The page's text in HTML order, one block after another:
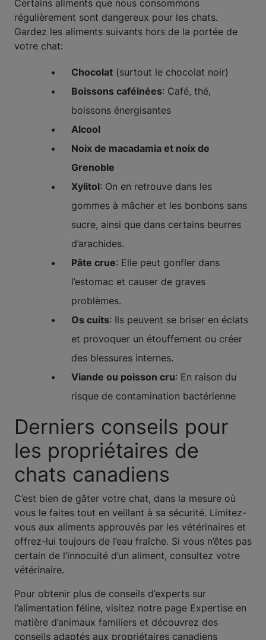
Certains aliments que nous consommons
régulièrement sont dangereux pour les chats.
Gardez les aliments suivants hors de la portée de
votre chat:
Chocolat (surtout le chocolat noir)
Boissons caféinées: Café, thé,
boissons énergisantes
Alcool
Noix de macadamia et noix de
Grenoble
Xylitol: On en retrouve dans les
gommes à mâcher et les bonbons sans
sucre, ainsi que dans certains beurres
d’arachides.
Pâte crue: Elle peut gonfler dans
l’estomac et causer de graves
problèmes.
Os cuits: Ils peuvent se briser en éclats
et provoquer un étouffement ou créer
des blessures internes.
Viande ou poisson cru: En raison du
risque de contamination bactérienne
Derniers conseils pour
les propriétaires de
chats canadiens
C’est bien de gâter votre chat, dans la mesure où
vous le faites tout en veillant à sa sécurité. Limitez-
vous aux aliments approuvés par les vétérinaires et
offrez-lui toujours de l’eau fraîche. Si vous n’êtes pas
certain de l’innocuité d’un aliment, consultez votre
vétérinaire.
Pour obtenir plus de conseils d’experts sur
l’alimentation féline, visitez notre page Expertise en
matière d’animaux familiers et découvrez des
conseils adaptés aux propriétaires canadiens